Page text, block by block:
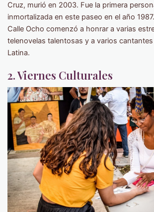
Cruz, murió en 2003. Fue la primera
inmortalizada en este paseo en el año
Calle Ocho comenzó a honrar a varias
telenovelas talentosas y a varios
Latina.
2. Viernes Culturales